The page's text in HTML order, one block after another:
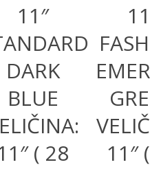
11″
DARK
BLUE
( 28
11″